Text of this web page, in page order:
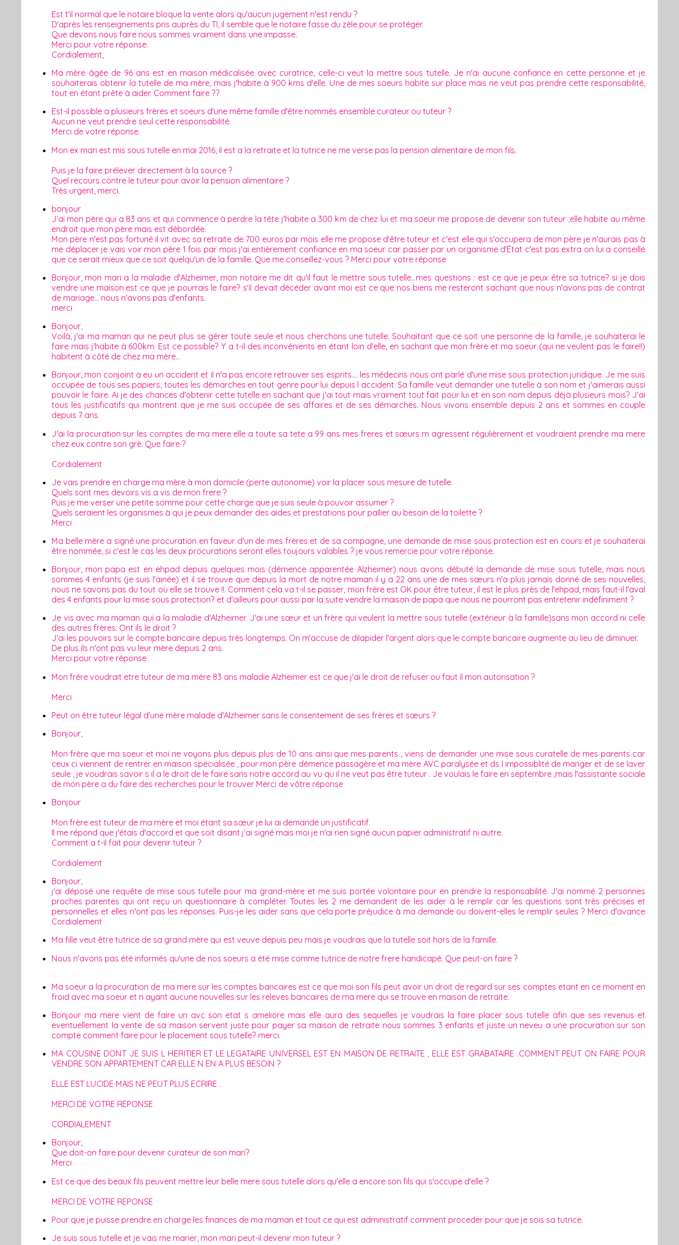
Est t'il normal que le notaire bloque la vente alors qu'aucun jugement n'est rendu ?
D'après les renseignements pris auprès du TI, il semble que le notaire fasse du zèle pour se protéger.
Que devons nous faire nous sommes vraiment dans une impasse.
Merci pour votre réponse.
Cordialement,
Ma mère âgée de 96 ans est en maison médicalisée avec curatrice, celle-ci veut la mettre sous tutelle. Je n'ai aucune confiance en cette personne et je
souhaiterais obtenir la tutelle de ma mère, mais j'habite à 900 kms d'elle. Une de mes soeurs habite sur place mais ne veut pas prendre cette responsabilité,
tout en étant prête à aider. Comment faire ??
Est-il possible a plusieurs frères et soeurs d'une même famille d'être nommés ensemble curateur ou tuteur ?
Aucun ne veut prendre seul cette responsabilité.
Merci de votre réponse.
Mon ex mari est mis sous tutelle en mai 2016, il est a la retraite et la tutrice ne me verse pas la pension alimentaire de mon fils.
Puis je la faire prélever directement à la source ?
Quel recours contre le tuteur pour avoir la pension alimentaire ?
Très urgent, merci.
bonjour
J'ai mon père qui a 83 ans et qui commence à perdre la tête j'habite a 300 km de chez lui et ma soeur me propose de devenir son tuteur ;elle habite au même
endroit que mon père mais est débordée.
Mon père n'est pas fortuné il vit avec sa retraite de 700 euros par mois elle me propose d'être tuteur et c'est elle qui s'occupera de mon père je n'aurais pas à
me déplacer je vais voir mon père 1 fois par mois j'ai entièrement confiance en ma soeur car passer par un organisme d'État c'est pas extra on lui a conseillé
que ce serait mieux que ce soit quelqu'un de la famille. Que me conseillez-vous ? Merci pour votre réponse
Bonjour, mon mari a la maladie d'Alzheimer, mon notaire me dit qu'il faut le mettre sous tutelle...mes questions : est ce que je peux être sa tutrice? si je dois
vendre une maison est ce que je pourrais le faire? s'il devait décéder avant moi est ce que nos biens me resteront sachant que nous n'avons pas de contrat
de mariage... nous n'avons pas d'enfants.
merci
Bonjour,
Voilà, j'ai ma maman qui ne peut plus se gérer toute seule et nous cherchons une tutelle. Souhaitant que ce soit une personne de la famille, je souhaiterai le
faire mais j'habite à 600km. Est ce possible? Y a t-il des inconvénients en étant loin d'elle, en sachant que mon frère et ma soeur (qui ne veulent pas le faire!!)
habitent à côté de chez ma mère...
Bonjour, mon conjoint a eu un accident et il n'a pas encore retrouver ses esprits.... les médecins nous ont parlé d'une mise sous protection juridique. Je me suis
occupée de tous ses papiers, toutes les démarches en tout genre pour lui depuis l accident. Sa famille veut demander une tutelle à son nom et j'aimerais aussi
pouvoir le faire. Ai je des chances d'obtenir cette tutelle en sachant que j'ai tout mais vraiment tout fait pour lui et en son nom depuis déjà plusieurs mois? J'ai
tous les justificatifs qui montrent que je me suis occupée de ses affaires et de ses démarches. Nous vivons ensemble depuis 2 ans et sommes en couple
depuis 7 ans.
J'ai la procuration sur les comptes de ma mere elle a toute sa tete a 99 ans mes freres et sœurs m agressent régulièrement et voudraient prendre ma mere
chez eux contre son grè. Que faire ?
Cordialement
Je vais prendre en charge ma mère à mon domicile (perte autonomie) voir la placer sous mesure de tutelle.
Quels sont mes devoirs vis a vis de mon frere ?
Puis je me verser une petite somme pour cette charge que je suis seule à pouvoir assumer ?
Quels seraient les organismes à qui je peux demander des aides et prestations pour pallier au besoin de la toilette ?
Merci
Ma belle mère a signé une procuration en faveur d'un de mes frères et de sa compagne, une demande de mise sous protection est en cours et je souhaiterai
être nommée, si c'est le cas les deux procurations seront elles toujours valables ? je vous remercie pour votre réponse.
Bonjour, mon papa est en ehpad depuis quelques mois (démence apparentée Alzheimer) nous avons débuté la demande de mise sous tutelle, mais nous
sommes 4 enfants (je suis l'ainée) et il se trouve que depuis la mort de notre maman il y a 22 ans une de mes sœurs n'a plus jamais donné de ses nouvelles,
nous ne savons pas du tout où elle se trouve !!. Comment cela va t-il se passer, mon frère est OK pour être tuteur, il est le plus près de l'ehpad, mais faut-il l'aval
des 4 enfants pour la mise sous protection? et d'ailleurs pour aussi par la suite vendre la maison de papa que nous ne pourront pas entretenir indéfiniment ?
Je vis avec ma maman qui a la maladie d'Alzheimer. J'ai une sœur et un frère qui veulent la mettre sous tutelle (extérieur à la famille)sans mon accord ni celle
des autres frères. Ont ils le droit ?
J'ai les pouvoirs sur le compte bancaire depuis très longtemps. On m'accuse de dilapider l'argent alors que le compte bancaire augmente au lieu de diminuer.
De plus ils n'ont pas vu leur mère depuis 2 ans.
Merci pour votre réponse
Mon frére voudrait etre tuteur de ma mére 83 ans maladie Alzheimer est ce que j'ai le droit de refuser ou faut il mon autorisation ?
Merci
Peut on être tuteur légal d'une mère malade d'Alzheimer sans le consentement de ses frères et sœurs ?
Bonjour,
Mon frère que ma soeur et moi ne voyons plus depuis plus de 10 ans ainsi que mes parents , viens de demander une mise sous curatelle de mes parents car
ceux ci viennent de rentrer en maison spécialisée , pour mon père démence passagère et ma mère AVC paralysée et ds l impossiblité de manger et de se laver
seule , je voudrais savoir s il a le droit de le faire sans notre accord au vu qu il ne veut pas être tuteur . Je voulais le faire en septembre ,mais l'assistante sociale
de mon père a du faire des recherches pour le trouver Merci de vôtre réponse
Bonjour
Mon frère est tuteur de ma mère et moi étant sa sœur je lui ai demandé un justificatif.
Il me répond que j'étais d'accord et que soit disant j'ai signé mais moi je n'ai rien signé aucun papier administratif ni autre.
Comment a t-il fait pour devenir tuteur ?
Cordialement
Bonjour,
j'ai déposé une requête de mise sous tutelle pour ma grand-mère et me suis portée volontaire pour en prendre la responsabilité. J'ai nommé 2 personnes
proches parentes qui ont reçu un questionnaire à compléter. Toutes les 2 me demandent de les aider à le remplir car les questions sont très précises et
personnelles et elles n'ont pas les réponses. Puis-je les aider sans que cela porte préjudice à ma demande ou doivent-elles le remplir seules ? Merci d'avance
Cordialement
Ma fille veut être tutrice de sa grand mère qui est veuve depuis peu mais je voudrais que la tutelle soit hors de la famille.
Nous n'avons pas été informés qu'une de nos soeurs a été mise comme tutrice de notre frere handicapé. Que peut-on faire ?
Ma soeur a la procuration de ma mere sur les comptes bancaires est ce que moi son fils peut avoir un droit de regard sur ses comptes etant en ce moment en
froid avec ma soeur et n ayant aucune nouvelles sur les releves bancaires de ma mere qui se trouve en maison de retraite.
Bonjour ma mere vient de faire un avc son etat s ameliore mais elle aura des sequelles je voudrais la faire placer sous tutelle afin que ses revenus et
eventuellement la vente de sa maison servent juste pour payer sa maison de retraite nous sommes 3 enfants et juste un neveu a une procuration sur son
compte comment faire pour le placement sous tutelle? merci.
MA COUSINE DONT JE SUIS L HERITIER ET LE LEGATAIRE UNIVERSEL EST EN MAISON DE RETRAITE , ELLE EST GRABATAIRE .COMMENT PEUT ON FAIRE POUR
VENDRE SON APPARTEMENT CAR ELLE N EN A PLUS BESOIN ?
ELLE EST LUCIDE MAIS NE PEUT PLUS ECRIRE .
MERCI DE VOTRE REPONSE
CORDIALEMENT
Bonjour,
Que doit-on faire pour devenir curateur de son mari?
Merci
Est ce que des beaux fils peuvent mettre leur belle mere sous tutelle alors qu'elle a encore son fils qui s'occupe d'elle ?
MERCI DE VOTRE REPONSE
Pour que je puisse prendre en charge les finances de ma maman et tout ce qui est administratif comment proceder pour que je sois sa tutrice.
Je suis sous tutelle et je vais me marier, mon mari peut-il devenir mon tuteur ?